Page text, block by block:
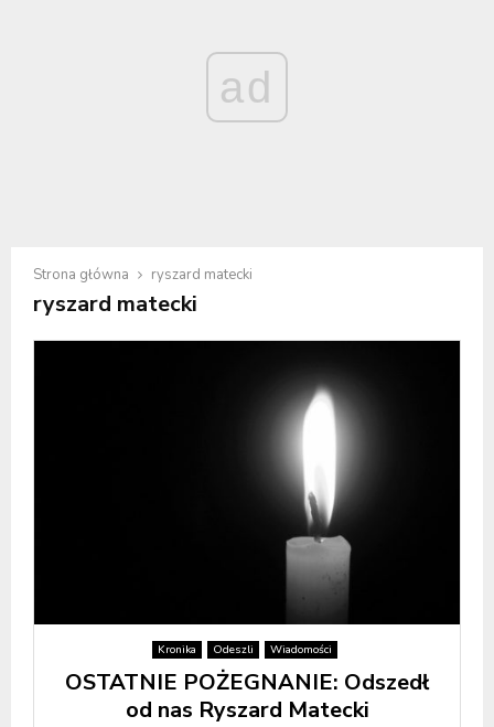
ad
Strona główna ryszard matecki
ryszard matecki
Kronika Odeszli Wiadomości
OSTATNIE POŻEGNANIE: Odszedł
od nas Ryszard Matecki